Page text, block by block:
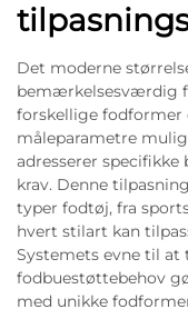
Det moderne
bemærkelsesværdig
forskellige fodformer
måleparametre
adresserer
krav. Denne
typer fodtøj, fra
hvert stilart kan
Systemets evne til at
fodbuestøttebehov
med unikke